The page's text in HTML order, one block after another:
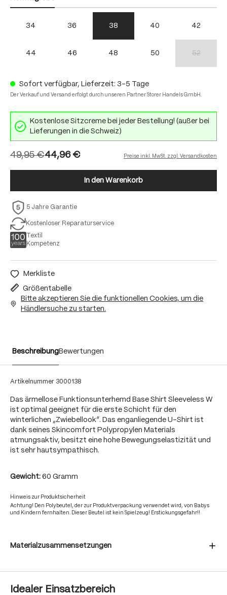
34 36 38 40 42
44 46 48 50 52
Sofort verfügbar, Lieferzeit: 3-5 Tage
Der Verkauf und Versand erfolgt durch unseren Partner Storer Handels GmbH.
Kostenlose Sitzcreme bei jeder Bestellung! (außer bei
Lieferungen in die Schweiz)
44,96 €
49,95 € Preise inkl. MwSt. zzgl. Versandkosten
In den Warenkorb
5 Jahre Garantie
Kostenloser Reparaturservice
Textil
Kompetenz
Merkliste
Größentabelle
Bitte akzeptieren Sie die funktionellen Cookies, um die
Händlersuche zu starten.
BeschreibungBewertungen
Artikelnummer 3000138
Das ärmellose Funktionsunterhemd Base Shirt Sleeveless W
ist optimal geeignet für die erste Schicht für den
winterlichen „Zwiebellook“. Das enganliegende U-Shirt ist
dank seines Skincomfort Polypropylen Materials
atmungsaktiv, besitzt eine hohe Bewegungselastizität und
ist sehr hautsympathisch.
Gewicht: 60 Gramm
Hinweis zur Produktsicherheit
Achtung! Den Polybeutel, der zur Produktverpackung verwendet wird, von Babys
und Kindern fernhalten. Dieser Beutel ist kein Spielzeug! Erstickungsgefahr!!
Materialzusammensetzungen
Idealer Einsatzbereich